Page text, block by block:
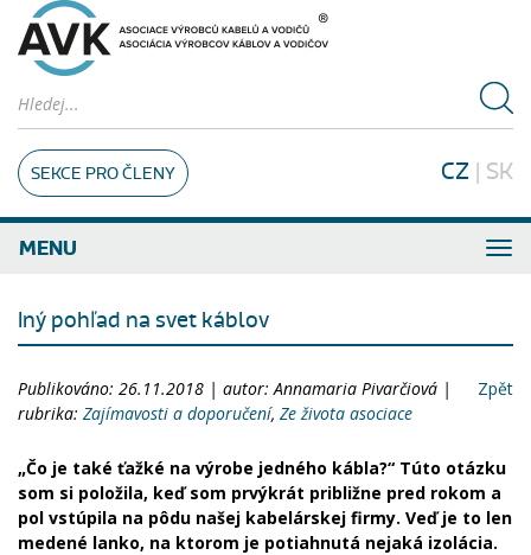
SEKCE PRO ČLENY CZ | SK
MENU
Iný pohľad na svet káblov
Publikováno: 26.11.2018 | autor: Annamaria Pivarčiová |
rubrika: Zajímavosti a doporučení, Ze života asociace
Zpět
„Čo je také ťažké na výrobe jedného kábla?“ Túto otázku
som si položila, keď som prvýkrát približne pred rokom a
pol vstúpila na pôdu našej kabelárskej firmy. Veď je to len
medené lanko, na ktorom je potiahnutá nejaká izolácia.